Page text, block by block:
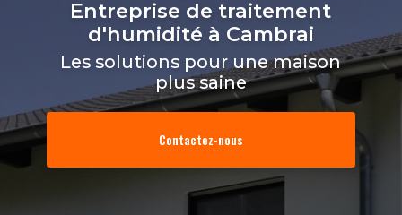
Entreprise de traitement
d'humidité à Cambrai
Les solutions pour une maison
plus saine
Contactez-nous